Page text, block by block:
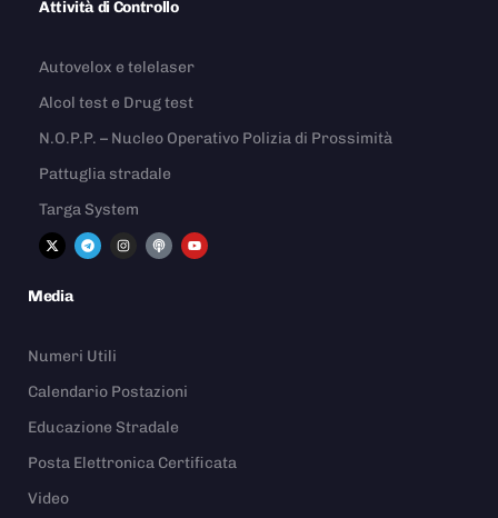
Attività di Controllo
Autovelox e telelaser
Alcol test e Drug test
N.O.P.P. – Nucleo Operativo Polizia di Prossimità
Pattuglia stradale
Targa System
Media
Numeri Utili
Calendario Postazioni
Educazione Stradale
Posta Elettronica Certificata
Video